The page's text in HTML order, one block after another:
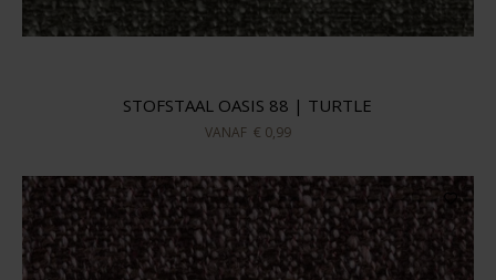
STOFSTAAL OASIS 88 | TURTLE
VANAF € 0,99